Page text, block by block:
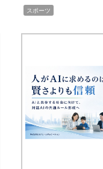
スポーツ